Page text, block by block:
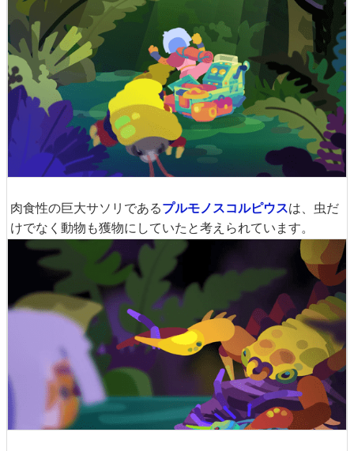
肉食性の巨大サソリであるプルモノスコルピウスは、虫だ
けでなく動物も獲物にしていたと考えられています。